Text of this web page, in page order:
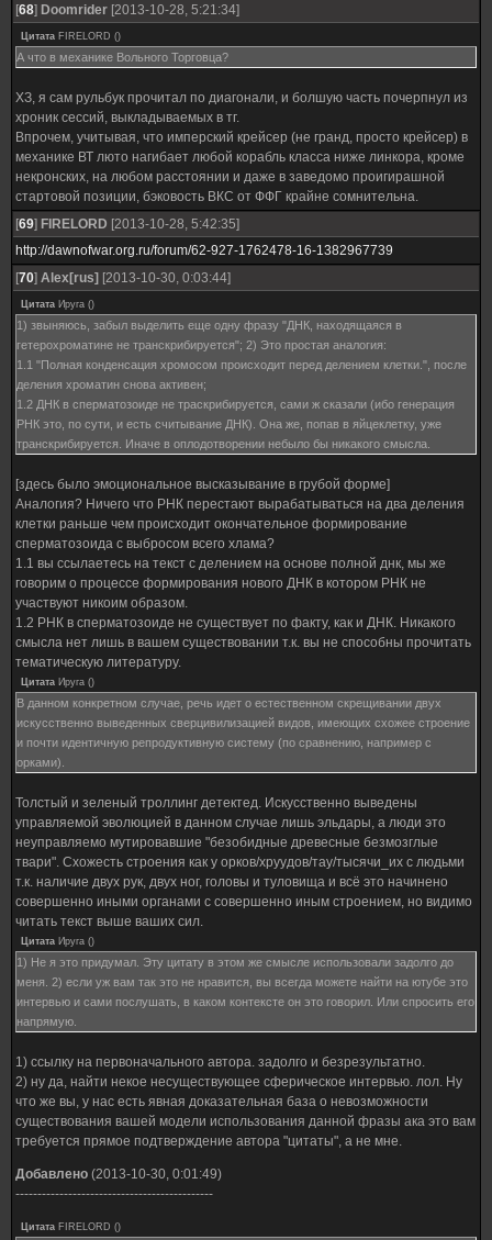
[68] Doomrider [2013-10-28, 5:21:34]
Цитата FIRELORD ()
А что в механике Вольного Торговца?
ХЗ, я сам рульбук прочитал по диагонали, и болшую часть почерпнул из
хроник сессий, выкладываемых в тг.
Впрочем, учитывая, что имперский крейсер (не гранд, просто крейсер) в
механике ВТ люто нагибает любой корабль класса ниже линкора, кроме
некронских, на любом расстоянии и даже в заведомо проигирашной
стартовой позиции, бэковость ВКС от ФФГ крайне сомнительна.
[69] FIRELORD [2013-10-28, 5:42:35]
http://dawnofwar.org.ru/forum/62-927-1762478-16-1382967739
[70] Alex[rus] [2013-10-30, 0:03:44]
Цитата Ируга ()
1) звыняюсь, забыл выделить еще одну фразу "ДНК, находящаяся в
гетерохроматине не транскрибируется"; 2) Это простая аналогия:
1.1 "Полная конденсация хромосом происходит перед делением клетки.", после
деления хроматин снова активен;
1.2 ДНК в сперматозоиде не траскрибируется, сами ж сказали (ибо генерация
РНК это, по сути, и есть считывание ДНК). Она же, попав в яйцеклетку, уже
транскрибируется. Иначе в оплодотворении небыло бы никакого смысла.
[здесь было эмоциональное высказывание в грубой форме]
Аналогия? Ничего что РНК перестают вырабатываться на два деления
клетки раньше чем происходит окончательное формирование
сперматозоида с выбросом всего хлама?
1.1 вы ссылаетесь на текст с делением на основе полной днк, мы же
говорим о процессе формирования нового ДНК в котором РНК не
участвуют никоим образом.
1.2 РНК в сперматозоиде не существует по факту, как и ДНК. Никакого
смысла нет лишь в вашем существовании т.к. вы не способны прочитать
тематическую литературу.
Цитата Ируга ()
В данном конкретном случае, речь идет о естественном скрещивании двух
искусственно выведенных сверцивилизацией видов, имеющих схожее строение
и почти идентичную репродуктивную систему (по сравнению, например с
орками).
Толстый и зеленый троллинг детектед. Искусственно выведены
управляемой эволюцией в данном случае лишь эльдары, а люди это
неуправляемо мутировавшие "безобидные древесные безмозглые
твари". Схожесть строения как у орков/хруудов/тау/тысячи_их с людьми
т.к. наличие двух рук, двух ног, головы и туловища и всё это начинено
совершенно иными органами с совершенно иным строением, но видимо
читать текст выше ваших сил.
Цитата Ируга ()
1) Не я это придумал. Эту цитату в этом же смысле использовали задолго до
меня. 2) если уж вам так это не нравится, вы всегда можете найти на ютубе это
интервью и сами послушать, в каком контексте он это говорил. Или спросить его
напрямую.
1) ссылку на первоначального автора. задолго и безрезультатно.
2) ну да, найти некое несуществующее сферическое интервью. лол. Ну
что же вы, у нас есть явная доказательная база о невозможности
существования вашей модели использования данной фразы ака это вам
требуется прямое подтверждение автора "цитаты", а не мне.
Добавлено (2013-10-30, 0:01:49)
---------------------------------------------
Цитата FIRELORD ()